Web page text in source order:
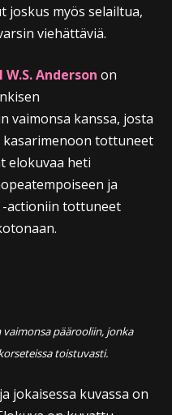
myös selailtua,
viehättäviä.
W.S. Anderson on
vaimonsa kanssa, josta
kasarimenoon tottuneet
elokuvaa heti
ja
-actioniin tottuneet
päärooliin, jonka
toistuvasti.
jokaisessa kuvassa on